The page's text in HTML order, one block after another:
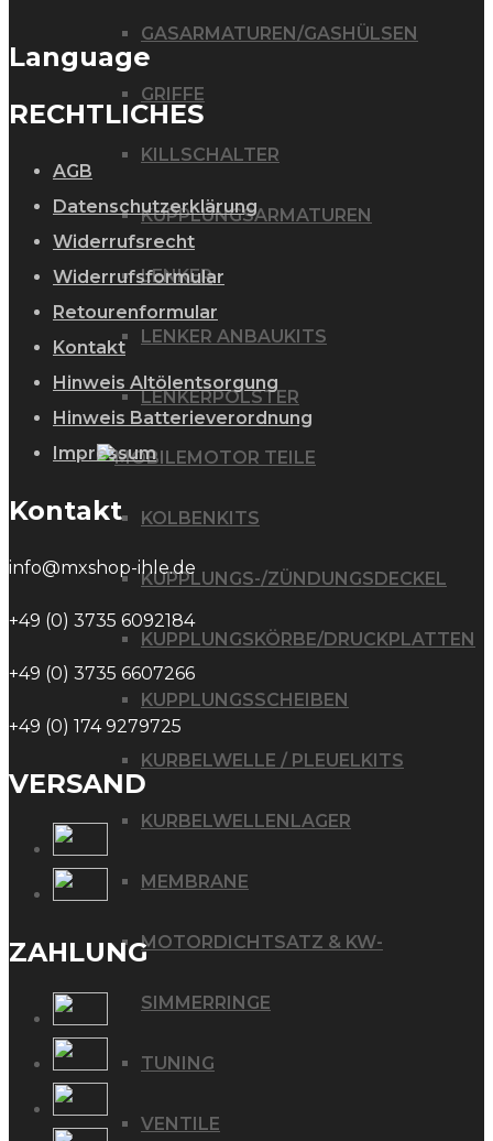
GASARMATUREN/GASHÜLSEN
GRIFFE
KILLSCHALTER
KUPPLUNGSARMATUREN
LENKER
LENKER ANBAUKITS
LENKERPOLSTER
MOTOR TEILE
KOLBENKITS
KUPPLUNGS-/ZÜNDUNGSDECKEL
KUPPLUNGSKÖRBE/DRUCKPLATTEN
KUPPLUNGSSCHEIBEN
KURBELWELLE / PLEUELKITS
KURBELWELLENLAGER
MEMBRANE
MOTORDICHTSATZ & KW-
SIMMERRINGE
TUNING
VENTILE
Language
RECHTLICHES
AGB
Datenschutzerklärung
Widerrufsrecht
Widerrufsformular
Retourenformular
Kontakt
Hinweis Altölentsorgung
Hinweis Batterieverordnung
Impressum
Kontakt
info@mxshop-ihle.de
+49 (0) 3735 6092184
+49 (0) 3735 6607266
+49 (0) 174 9279725
VERSAND
ZAHLUNG